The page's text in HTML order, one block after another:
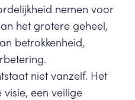
nemen voor
het grotere geheel,
betrokkenheid,
niet vanzelf. Het
een veilige